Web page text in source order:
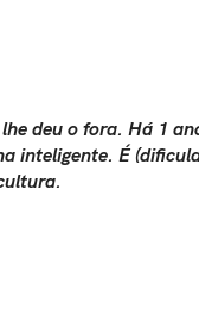
deu o fora. Há 1
inteligente. É